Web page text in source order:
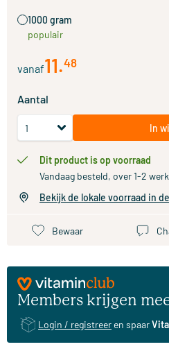
1000 gram
populair
vanaf11.48
Aantal
In
Dit product is op voorraad
Vandaag besteld, over 1-2
Bekijk de lokale voorraad in
Bewaar
Members krijgen
Login / registreer en spaar